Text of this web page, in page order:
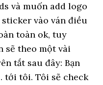
và muốn add logo
sticker vào ván điều
toàn ok, tuy
sẽ theo một vài
tắt sau đây: Bạn
tới tôi. Tôi sẽ check